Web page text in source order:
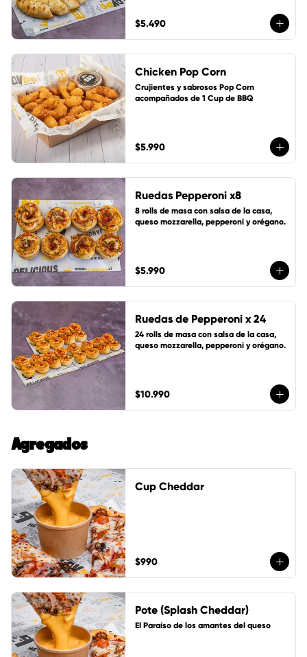
$5.490
Chicken Pop Corn
Crujientes y sabrosos Pop Corn
acompañados de 1 Cup de BBQ
$5.990
Ruedas Pepperoni x8
8 rolls de masa con salsa de la casa,
queso mozzarella, pepperoni y orégano.
$5.990
Ruedas de Pepperoni x 24
24 rolls de masa con salsa de la casa,
queso mozzarella, pepperoni y orégano.
$10.990
Agregados
Cup Cheddar
$990
Pote (Splash Cheddar)
El Paraíso de los amantes del queso